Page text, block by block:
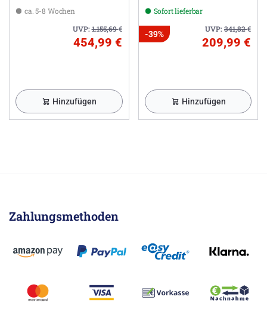
Antibeschlag
ca. 5-8 Wochen
UVP:1.155,69€
454,99 €
Hinzufügen
Sofort lieferbar
UVP:341,82€
-39%
209,99 €
Hinzufügen
Zahlungsmethoden